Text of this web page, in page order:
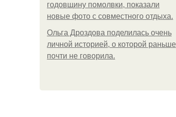
годовщину помолвки, показали
новые фото с совместного отдыха.
Ольга Дроздова поделилась очень
личной историей, о которой раньше
почти не говорила.